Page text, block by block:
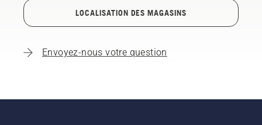
LOCALISATION DES MAGASINS
Envoyez-nous votre question